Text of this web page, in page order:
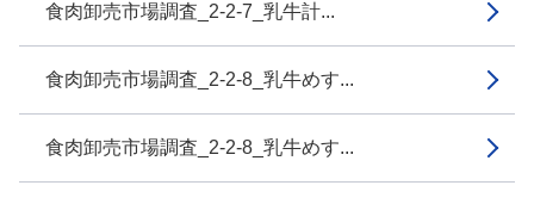
食肉卸売市場調査_2-2-7_乳牛計...
食肉卸売市場調査_2-2-8_乳牛めす...
食肉卸売市場調査_2-2-8_乳牛めす...